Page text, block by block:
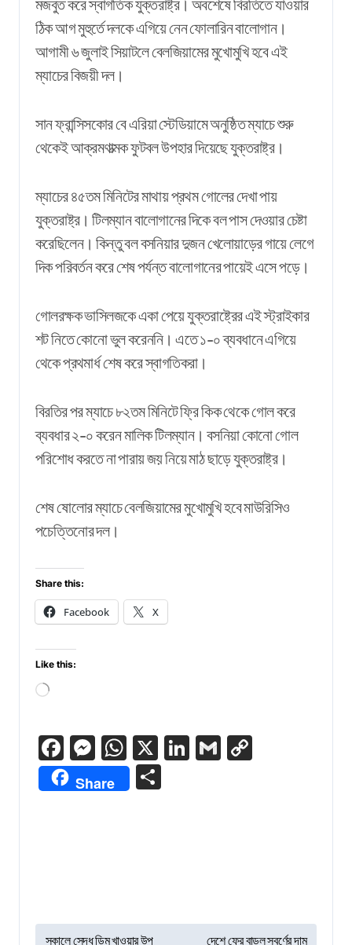
মজবুত করে স্বাগতিক যুক্তরাষ্ট্র। অবশেষে বিরতিতে যাওয়ার
ঠিক আগ মুহুর্তে দলকে এগিয়ে নেন ফোলারিন বালোগান।
আগামী ৬ জুলাই সিয়াটলে বেলজিয়ামের মুখোমুখি হবে এই
ম্যাচের বিজয়ী দল।
সান ফ্রান্সিসকোর বে এরিয়া স্টেডিয়ামে অনুষ্ঠিত ম্যাচে শুরু
থেকেই আক্রমণাত্মক ফুটবল উপহার দিয়েছে যুক্তরাষ্ট্র।
ম্যাচের ৪৫তম মিনিটের মাথায় প্রথম গোলের দেখা পায়
যুক্তরাষ্ট্র। টিলম্যান বালোগানের দিকে বল পাস দেওয়ার চেষ্টা
করেছিলেন। কিন্তু বল বসনিয়ার দুজন খেলোয়াড়ের গায়ে লেগে
দিক পরিবর্তন করে শেষ পর্যন্ত বালোগানের পায়েই এসে পড়ে।
গোলরক্ষক ভাসিলজকে একা পেয়ে যুক্তরাষ্ট্রের এই স্ট্রাইকার
শট নিতে কোনো ভুল করেননি। এতে ১-০ ব্যবধানে এগিয়ে
থেকে প্রথমার্ধ শেষ করে স্বাগতিকরা।
বিরতির পর ম্যাচে ৮২তম মিনিটে ফ্রি কিক থেকে গোল করে
ব্যবধার ২-০ করেন মালিক টিলম্যান। বসনিয়া কোনো গোল
পরিশোধ করতে না পারায় জয় নিয়ে মাঠ ছাড়ে যুক্তরাষ্ট্র।
শেষ ষোলোর ম্যাচে বেলজিয়ামের মুখোমুখি হবে মাউরিসিও
পচেত্তিনোর দল।
Share this:
Facebook X
Like this:
Loading…
Facebook
Messenger
WhatsApp
X LinkedIn
Gmail
Share
Pসকালে সেদ্ধ ডিম খাওয়ার উপ
দেশে ফের বাড়ল স্বর্ণের দাম